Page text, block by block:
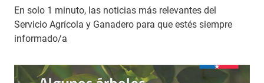
En solo 1 minuto, las noticias más relevantes del
Servicio Agrícola y Ganadero para que estés siempre
informado/a